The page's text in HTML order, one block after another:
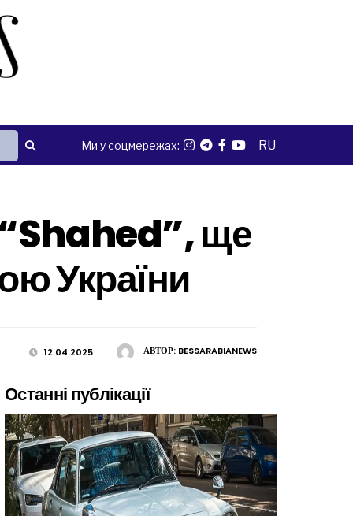
Ми у соцмережах: RU
ще
України
АВТОР: BESSARABIANEWS
12.04.2025
Останні публікації